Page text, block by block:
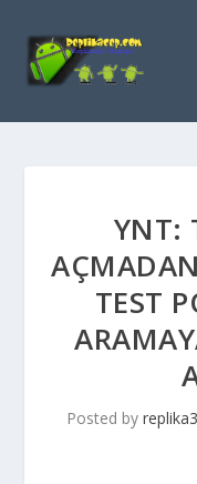
YNT:
TEST
Posted by